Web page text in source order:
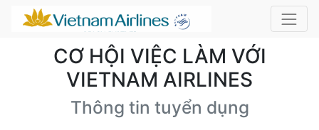
CƠ HỘI VIỆC LÀM VỚI
VIETNAM AIRLINES
Thông tin tuyển dụng